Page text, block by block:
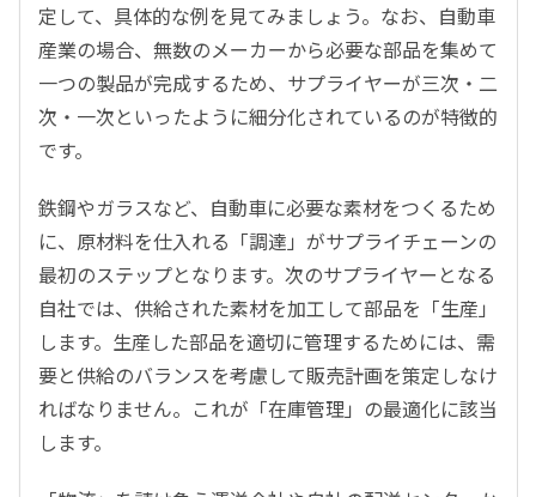
定して、具体的な例を見てみましょう。なお、自動車
産業の場合、無数のメーカーから必要な部品を集めて
一つの製品が完成するため、サプライヤーが三次・二
次・一次といったように細分化されているのが特徴的
です。
鉄鋼やガラスなど、自動車に必要な素材をつくるため
に、原材料を仕入れる「調達」がサプライチェーンの
最初のステップとなります。次のサプライヤーとなる
自社では、供給された素材を加工して部品を「生産」
します。生産した部品を適切に管理するためには、需
要と供給のバランスを考慮して販売計画を策定しなけ
ればなりません。これが「在庫管理」の最適化に該当
します。